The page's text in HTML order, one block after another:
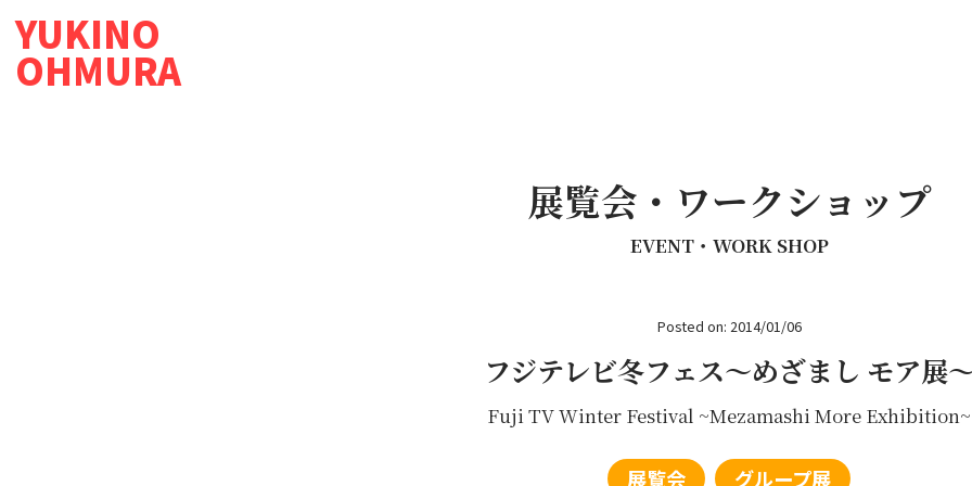
YUKINO
OHMURA
展覧会・ワークショップ
EVENT・WORK SHOP
Posted on: 2014/01/06
フジテレビ冬フェス～めざまし モア展
Fuji TV Winter Festival ~Mezamashi More Exhibition~
展覧会 グループ展